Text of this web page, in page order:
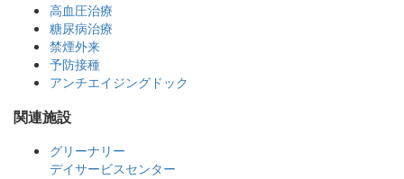
高血圧治療
糖尿病治療
禁煙外来
予防接種
アンチエイジングドック
関連施設
グリーナリー
デイサービスセンター